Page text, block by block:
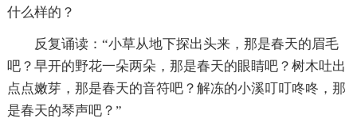
什么样的？
反复诵读：“小草从地下探出头来，那是春天的眉毛
吧？早开的野花一朵两朵，那是春天的眼睛吧？树木吐出
点点嫩芽，那是春天的音符吧？解冻的小溪叮叮咚咚，那
是春天的琴声吧？”